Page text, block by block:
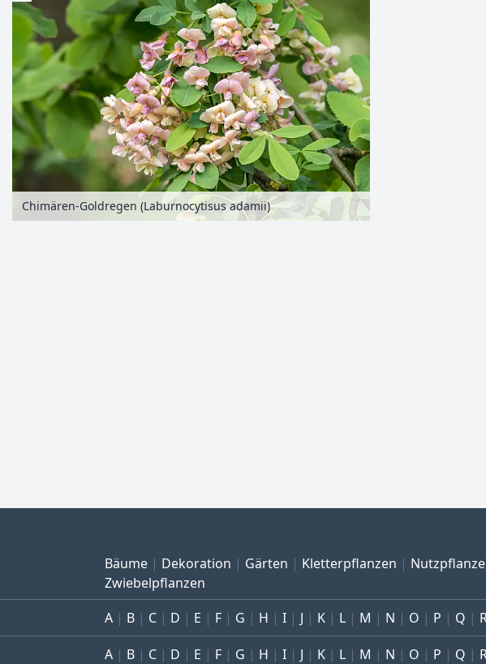
Chimären-Goldregen (Laburnocytisus adamii)
Bäume Dekoration Gärten Kletterpflanzen
Zwiebelpflanzen
A B C D E F G H I J K L M N O P Q
A B C D E F G H I J K L M N O P Q